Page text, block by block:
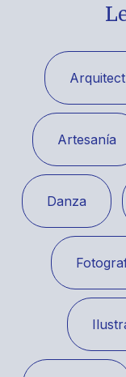
Artesanía
Danza